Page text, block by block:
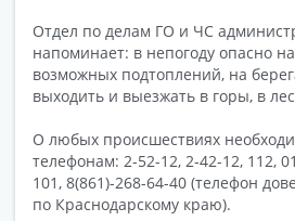
Отдел по делам ГО и ЧС
напоминает: в непогоду опасно
возможных подтоплений, на
выходить и выезжать в горы, в
О любых происшествиях
телефонам: 2-52-12, 2-42-12, 112,
101, 8(861)-268-64-40 (телефон
по Краснодарскому краю).